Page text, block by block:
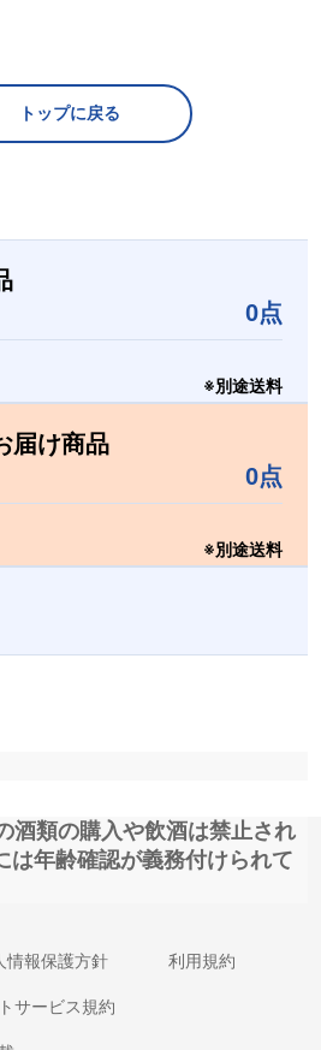
トップに戻る
0点
※別途送料
届け商品
0点
※別途送料
酒類の購入や飲酒は禁止され
は年齢確認が義務付けられて
情報保護方針 利用規約
サービス規約